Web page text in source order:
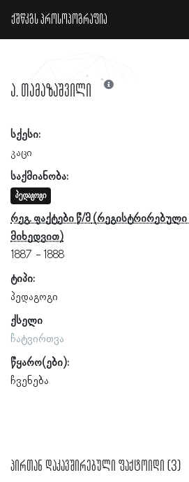
ქშწკგს პროსოპოგრაფია
ა. თამაზაშვილი
სქესი:
კაცი
საქმიანობა:
პედაგოგი
რეგ. ფაქტები წ/მ
1887
1888
ტიპი:
პედაგოგი
ქსელი
ჩატვირთვა
წყარო(ები):
ჩვენება
პირთან დაკავშირებული ფაქტოიდი (3)